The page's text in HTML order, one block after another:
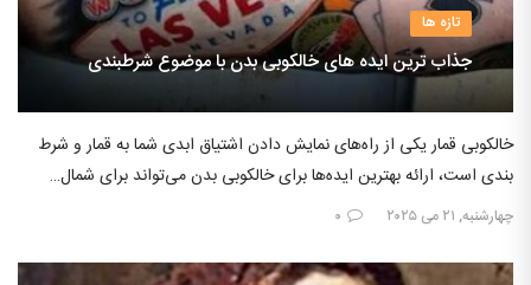
تازه ها
جذاب ترین ایده های خالکوبی بدن با موضوع شرطبندی
خالکوبی قمار یکی از راه‌های نمایش دادن اشتیاق ابدی شما به قمار و شرط
بندی است، ارائه بهترین ایده‌ها برای خالکوبی بدن می‌تواند برای شمال…
چهارشنبه, ۲۱ می ۲۰۲۵ ۰